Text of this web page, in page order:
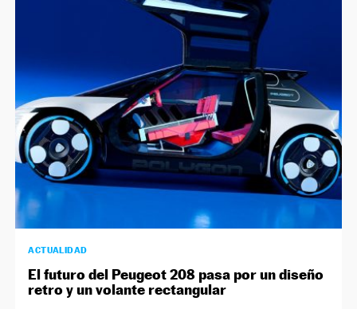
ACTUALIDAD
El futuro del Peugeot 208 pasa por un diseño
retro y un volante rectangular